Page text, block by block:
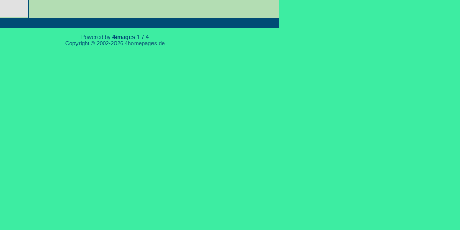
Powered by 4images 1.7.4
Copyright © 2002-2026 4homepages.de